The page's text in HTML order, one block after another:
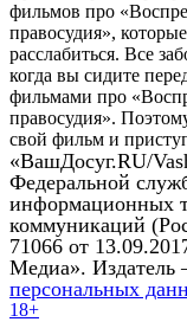
фильмов про
правосудия»,
расслабиться. Все
когда вы сидите
фильмами про
правосудия».
свой фильм и
«ВашДосуг.RU/
Федеральной
информационных
коммуникаций
71066 от
Медиа».
персональных
18+